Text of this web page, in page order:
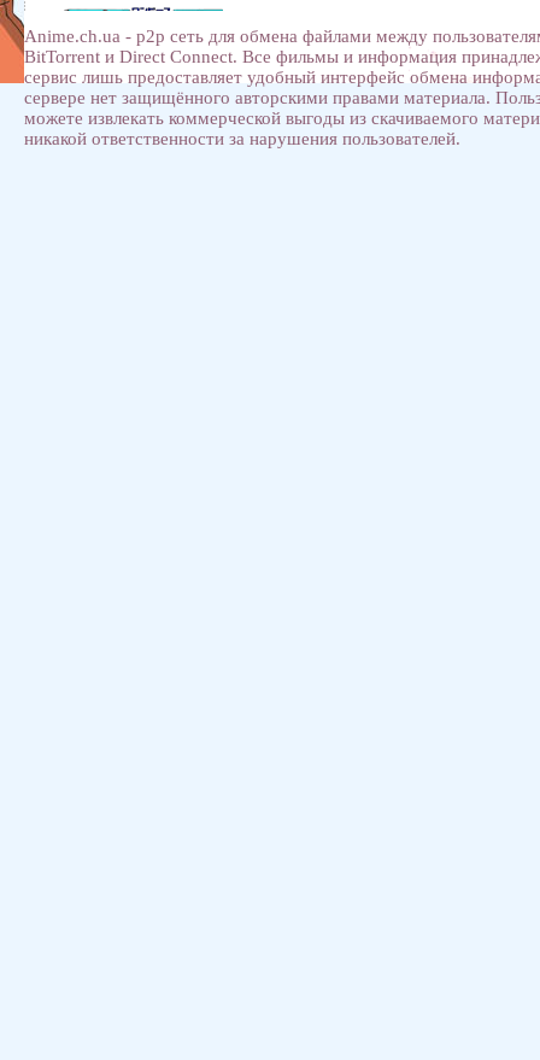
Anime.ch.ua - p2p сеть для обмена файлами между
BitTorrent и Direct Connect. Все фильмы и информация
сервис лишь предоставляет удобный интерфейс обмена
сервере нет защищённого авторскими правами материала.
можете извлекать коммерческой выгоды из скачиваемого
никакой ответственности за нарушения пользователей.